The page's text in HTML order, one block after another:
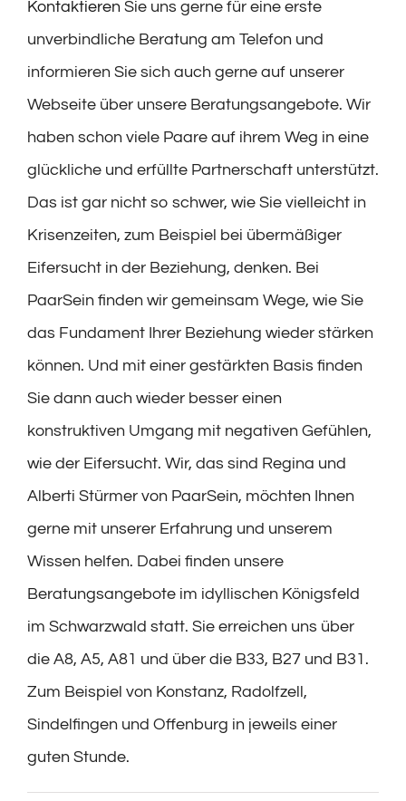
Kontaktieren Sie uns gerne für eine erste
unverbindliche Beratung am Telefon und
informieren Sie sich auch gerne auf unserer
Webseite über unsere Beratungsangebote. Wir
haben schon viele Paare auf ihrem Weg in eine
glückliche und erfüllte Partnerschaft unterstützt.
Das ist gar nicht so schwer, wie Sie vielleicht in
Krisenzeiten, zum Beispiel bei übermäßiger
Eifersucht in der Beziehung, denken. Bei
PaarSein finden wir gemeinsam Wege, wie Sie
das Fundament Ihrer Beziehung wieder stärken
können. Und mit einer gestärkten Basis finden
Sie dann auch wieder besser einen
konstruktiven Umgang mit negativen Gefühlen,
wie der Eifersucht. Wir, das sind Regina und
Alberti Stürmer von PaarSein, möchten Ihnen
gerne mit unserer Erfahrung und unserem
Wissen helfen. Dabei finden unsere
Beratungsangebote im idyllischen Königsfeld
im Schwarzwald statt. Sie erreichen uns über
die A8, A5, A81 und über die B33, B27 und B31.
Zum Beispiel von Konstanz, Radolfzell,
Sindelfingen und Offenburg in jeweils einer
guten Stunde.